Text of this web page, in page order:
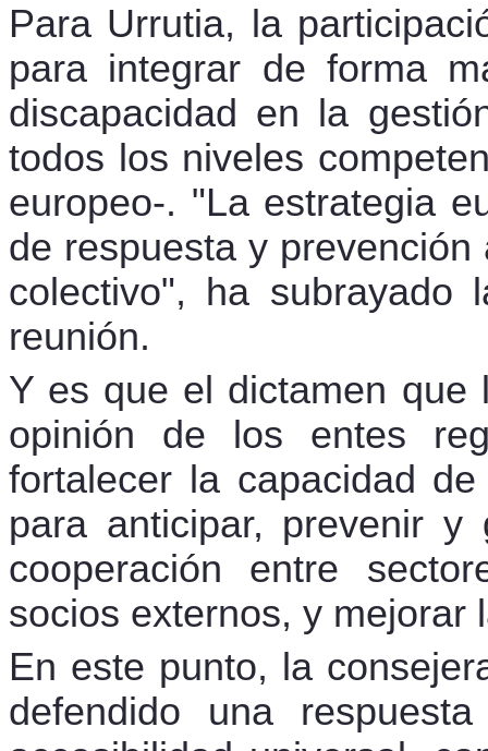
Para Urrutia, la
para integrar de forma
discapacidad en la
todos los niveles
europeo-. "La estrategia
de respuesta y
colectivo", ha subrayado
reunión.
Y es que el dictamen que
opinión de los entes
fortalecer la capacidad
para anticipar, prevenir y
cooperación entre
socios externos, y
En este punto, la
defendido una